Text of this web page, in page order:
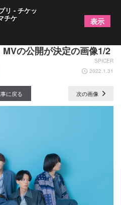
すカップルの恋模様を描
の公開が決定の画像1/2
SPICER
2022.1.31
に戻る 次の画像
リ - チケッ
チケ 表示